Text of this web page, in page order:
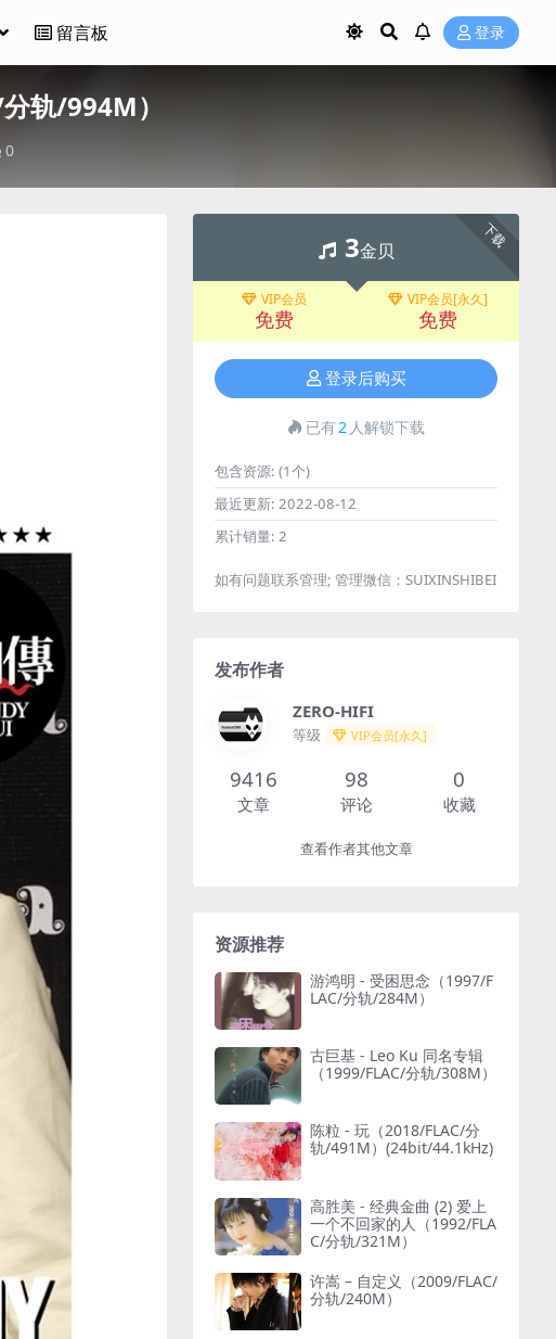
留言板 登录
轨/994M）
0
下载
3金贝
VIP会员
免费
VIP会员[永久]
免费
登录后购买
已有2 人解锁下载
包含资源: (1个)
最近更新: 2022-08-12
累计销量: 2
如有问题联系管理; 管理微信：SUIXINSHIBEI
发布作者
ZERO-HIFI
等级 VIP会员[永久]
9416
文章
98
评论
0
收藏
查看作者其他文章
资源推荐
游鸿明 - 受困思念（1997/F
LAC/分轨/284M）
古巨基 - Leo Ku 同名专辑
（1999/FLAC/分轨/308M）
陈粒 - 玩（2018/FLAC/分
轨/491M）(24bit/44.1kHz)
高胜美 - 经典金曲 (2) 爱上
一个不回家的人（1992/FLA
C/分轨/321M）
许嵩 – 自定义（2009/FLAC/
分轨/240M）